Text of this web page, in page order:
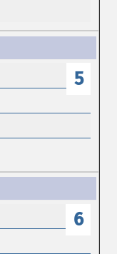
5
6